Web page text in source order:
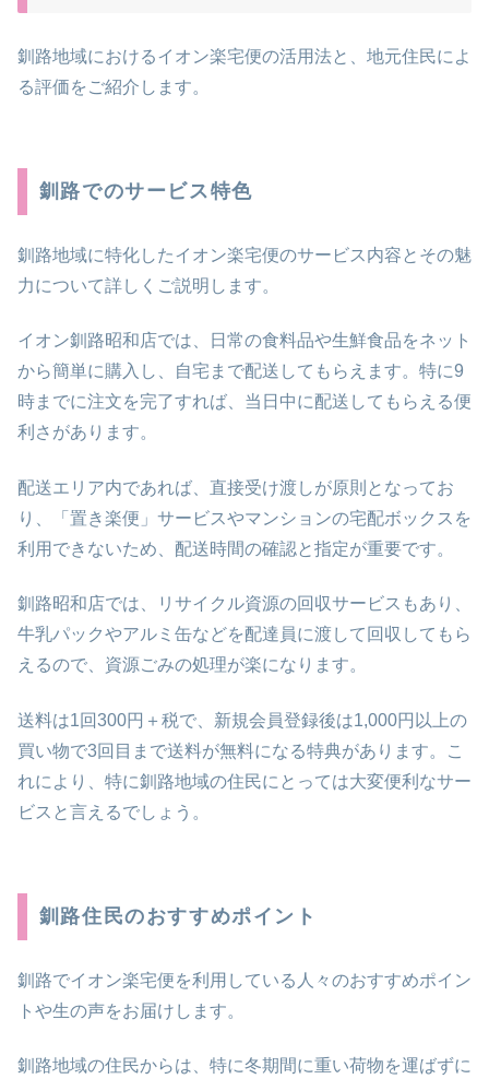
釧路地域におけるイオン楽宅便の活用法と、地元住民によ
る評価をご紹介します。
釧路でのサービス特色
釧路地域に特化したイオン楽宅便のサービス内容とその魅
力について詳しくご説明します。
イオン釧路昭和店では、日常の食料品や生鮮食品をネット
から簡単に購入し、自宅まで配送してもらえます。特に9
時までに注文を完了すれば、当日中に配送してもらえる便
利さがあります。
配送エリア内であれば、直接受け渡しが原則となってお
り、「置き楽便」サービスやマンションの宅配ボックスを
利用できないため、配送時間の確認と指定が重要です。
釧路昭和店では、リサイクル資源の回収サービスもあり、
牛乳パックやアルミ缶などを配達員に渡して回収してもら
えるので、資源ごみの処理が楽になります。
送料は1回300円＋税で、新規会員登録後は1,000円以上の
買い物で3回目まで送料が無料になる特典があります。こ
れにより、特に釧路地域の住民にとっては大変便利なサー
ビスと言えるでしょう。
釧路住民のおすすめポイント
釧路でイオン楽宅便を利用している人々のおすすめポイン
トや生の声をお届けします。
釧路地域の住民からは、特に冬期間に重い荷物を運ばずに